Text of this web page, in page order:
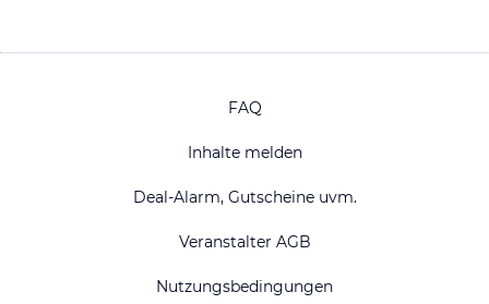
FAQ
Inhalte melden
Deal-Alarm, Gutscheine uvm.
Veranstalter AGB
Nutzungsbedingungen